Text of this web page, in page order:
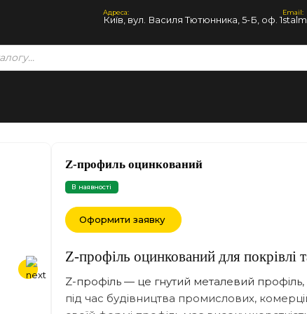
Адреса:
Київ, вул. Василя Тютюнника, 5-Б, оф. 1
Email:
Z-профиль оцинкований
В наявності
Оформити заявку
Z-профіль оцинкований для покрівлі
Z-профіль — це гнутий металевий
під час будівництва промислових,